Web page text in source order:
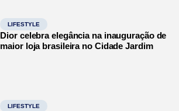
LIFESTYLE
Dior celebra elegância na inauguração de
maior loja brasileira no Cidade Jardim
LIFESTYLE